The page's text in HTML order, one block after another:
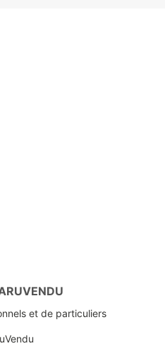
et de particuliers